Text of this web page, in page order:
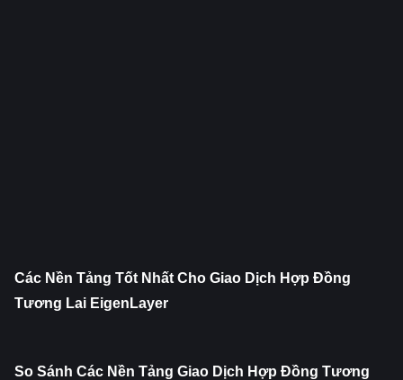
Các Nền Tảng Tốt Nhất Cho Giao Dịch Hợp Đồng
Tương Lai EigenLayer
So Sánh Các Nền Tảng Giao Dịch Hợp Đồng Tương